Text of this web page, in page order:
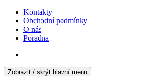
Kontakty
Obchodní podmínky
O nás
Poradna
Zobrazit / skrýt hlavní menu